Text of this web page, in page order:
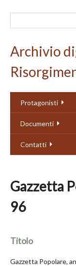
Archivio
Protagonisti
Documenti
Contatti
Gazzetta
96
Titolo
Gazzetta Popolare,